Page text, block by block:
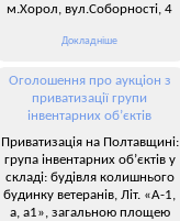
м.Хорол, вул.Соборності, 4
Докладніше
Оголошення про аукціон з
приватизації групи
інвентарних об’єктів
Приватизація на Полтавщині:
група інвентарних об’єктів у
складі: будівля колишнього
будинку ветеранів, Літ. «А-1,
а, а1», загальною площею